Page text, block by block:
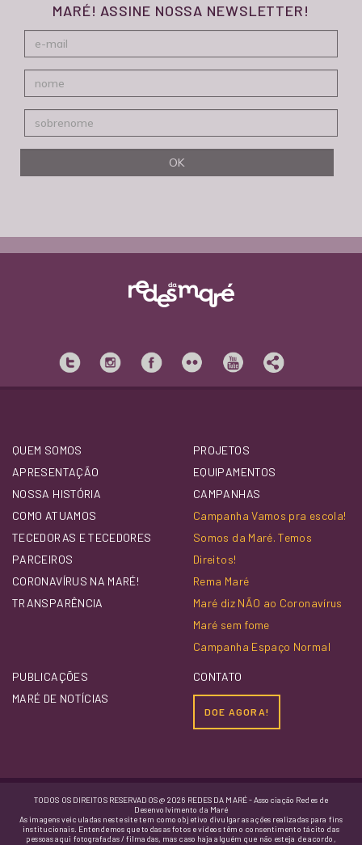
MARÉ! ASSINE NOSSA NEWSLETTER!
QUEM SOMOS
APRESENTAÇÃO
NOSSA HISTÓRIA
COMO ATUAMOS
TECEDORAS E TECEDORES
PARCEIROS
CORONAVÍRUS NA MARÉ!
TRANSPARÊNCIA
PROJETOS
EQUIPAMENTOS
CAMPANHAS
Campanha Vamos pra escola!
Somos da Maré. Temos
Direitos!
Rema Maré
Maré diz NÃO ao Coronavírus
Maré sem fome
Campanha Espaço Normal
PUBLICAÇÕES
MARÉ DE NOTÍCIAS
CONTATO
DOE AGORA!
TODOS OS DIREITOS RESERVADOS @ 2026 REDES DA MARÉ - Associação Redes de
Desenvolvimento da Maré
As imagens veiculadas neste site tem como objetivo divulgar as ações realizadas para fins
institucionais. Entendemos que todas as fotos e vídeos têm o consentimento tácito das
pessoas aqui fotografadas / filmadas, mas caso haja alguém que não esteja de acordo,